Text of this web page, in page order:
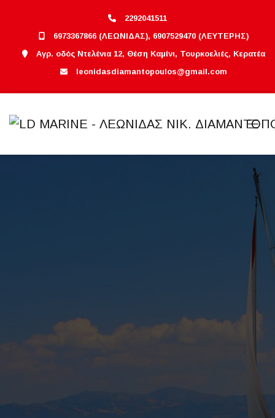
2292041511
6973367866 (ΛΕΩΝΙΔΑΣ), 6907529470 (ΛΕΥΤΕΡΗΣ)
Αγρ. οδός Ντελένια 12, Θέση Καμίνι, Τουρκοελιές, Κερατέα
leonidasdiamantopoulos@gmail.com